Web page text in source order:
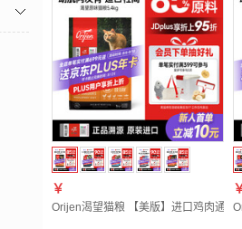
￥
Orijen渴望猫粮 【美版】进口鸡肉通用